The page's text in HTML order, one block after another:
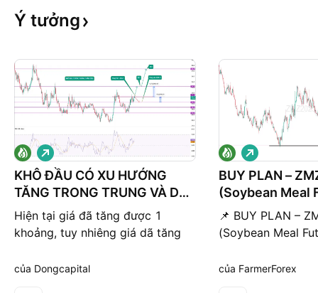
Ý tưởng
KHÔ ĐẦU CÓ XU HƯỚNG
TĂNG TRONG TRUNG VÀ DÀI
HẠN
Hiện tại giá đã tăng được 1
khoảng, tuy nhiêng giá dã tăng
vào giá hiện tại và tk còn có khả
G
i
á
l
ê
của Dongcapital
BUY PLAN –
(Soybean Meal
2025)
📌 BUY PLAN –
(Soybean Meal
Loss: 271.9 Take
G
i
á
l
ê
của FarmerForex